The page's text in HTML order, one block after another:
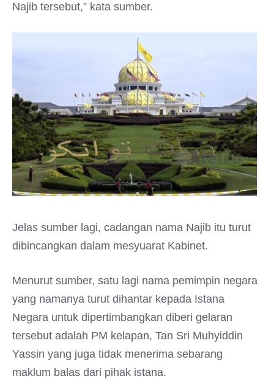
Najib tersebut,” kata sumber.
Jelas sumber lagi, cadangan nama Najib itu turut
dibincangkan dalam mesyuarat Kabinet.
Menurut sumber, satu lagi nama pemimpin negara
yang namanya turut dihantar kepada Istana
Negara untuk dipertimbangkan diberi gelaran
tersebut adalah PM kelapan, Tan Sri Muhyiddin
Yassin yang juga tidak menerima sebarang
maklum balas dari pihak istana.